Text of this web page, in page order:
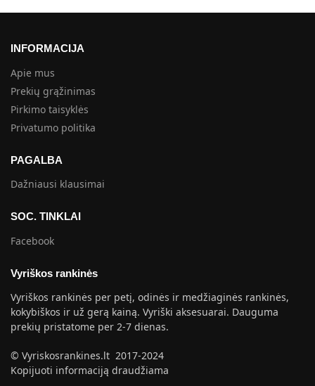
INFORMACIJA
Apie mus
Prekių grąžinimas
Pirkimo taisyklės
Privatumo politika
PAGALBA
Dažniausi klausimai
SOC. TINKLAI
Facebook
Vyriškos rankinės
Vyriškos rankinės per petį, odinės ir medžiaginės rankinės,
kokybiškos ir už gerą kainą. Vyriški aksesuarai. Dauguma
prekių pristatome per 2-7 dienas.
© Vyriskosrankines.lt 2017-2024
Kopijuoti informaciją draudžiama